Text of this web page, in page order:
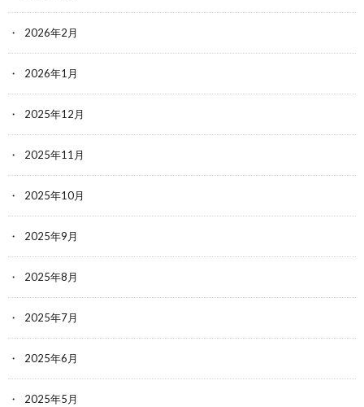
2026年2月
2026年1月
2025年12月
2025年11月
2025年10月
2025年9月
2025年8月
2025年7月
2025年6月
2025年5月